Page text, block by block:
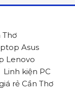
Thơ
Asus
Lenovo
Linh kiện PC
rẻ Cần Thơ